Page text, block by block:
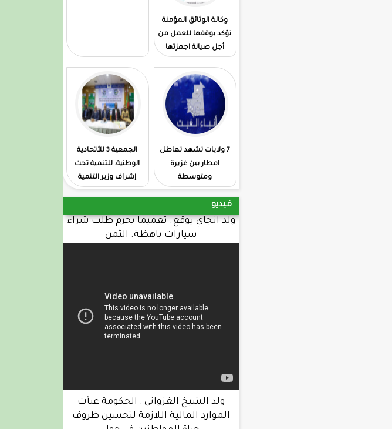
وكالة الوثائق المؤمنة
تؤكد بوقفها للعمل من
أجل صيانة اجهزتها
7 ولايات تشهد تهاطل
امطار بين غزيرة
ومتوسطة
الجمعية 3 للأتحادية
الوطنية. للتنمية تحت
إشراف وزير التنمية
الحوانية واعدة الثقة في
فيديو
ولد انجاي يوقع. تعميما يحرم طلب شراء
سيارات باهظة. الثمن
ولد الشيخ الغزواني : الحكومة عبأت
الموارد المالية اللازمة لتحسين ظروف